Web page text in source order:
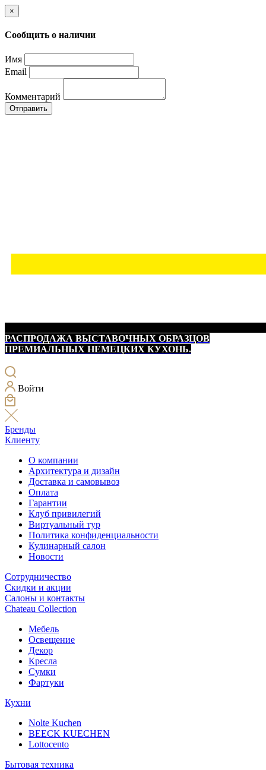
×
Сообщить о наличии
Имя
Email
Комментарий
Отправить
РАСПРОДАЖА ВЫСТАВОЧНЫХ ОБРАЗЦОВ
ПРЕМИАЛЬНЫХ НЕМЕЦКИХ КУХОНЬ.
Войти
Бренды
Клиенту
О компании
Архитектура и дизайн
Доставка и самовывоз
Оплата
Гарантии
Клуб привилегий
Виртуальный тур
Политика конфиденциальности
Кулинарный салон
Новости
Сотрудничество
Скидки и акции
Салоны и контакты
Chateau Collection
Мебель
Освещение
Декор
Кресла
Сумки
Фартуки
Кухни
Nolte Kuchen
BEECK KUECHEN
Lottocento
Бытовая техника